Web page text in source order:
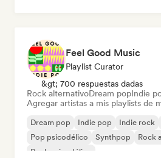
Feel Good Music
Playlist Curator
&gt; 700 respuestas dadas
Rock alternativoDream popIndie
Agregar artistas a mis playlists de
Dream pop Indie pop Indie rock
Pop psicodélico
Synthpop
Rock
Rock psicodélico